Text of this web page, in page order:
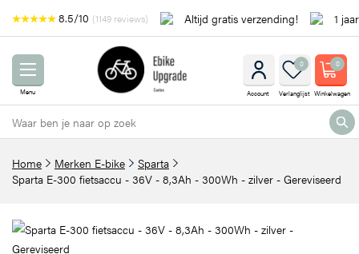
8.5/10 (1149 reviews) Altijd gratis verzending! 1
Menu Account
0
Verlanglijst
0
Winkelwagen
Home Merken E-bike
Sparta
Sparta E-300 fietsaccu - 36V - 8,3Ah - 300Wh - zilver - Gereviseerd